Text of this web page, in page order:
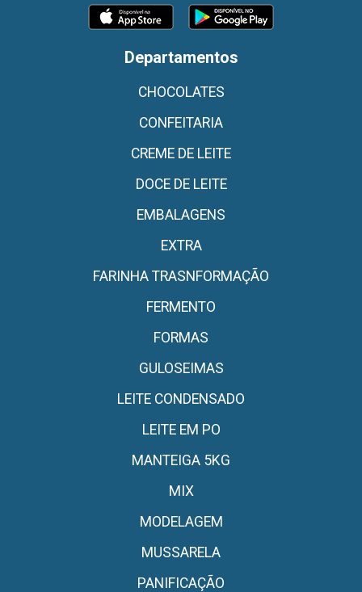
Departamentos
CHOCOLATES
CONFEITARIA
CREME DE LEITE
DOCE DE LEITE
EMBALAGENS
EXTRA
FARINHA TRASNFORMAÇÃO
FERMENTO
FORMAS
GULOSEIMAS
LEITE CONDENSADO
LEITE EM PO
MANTEIGA 5KG
MIX
MODELAGEM
MUSSARELA
PANIFICAÇÃO